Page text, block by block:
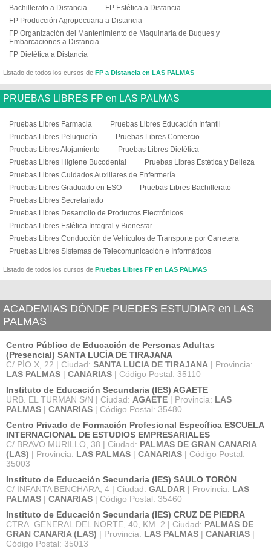
Bachillerato a Distancia
FP Estética a Distancia
FP Producción Agropecuaria a Distancia
FP Organización del Mantenimiento de Maquinaria de Buques y
Embarcaciones a Distancia
FP Dietética a Distancia
Listado de todos los cursos de FP a Distancia en LAS PALMAS
PRUEBAS LIBRES FP en LAS PALMAS
Pruebas Libres Farmacia
Pruebas Libres Educación Infantil
Pruebas Libres Peluquería
Pruebas Libres Comercio
Pruebas Libres Alojamiento
Pruebas Libres Dietética
Pruebas Libres Higiene Bucodental
Pruebas Libres Estética y Belleza
Pruebas Libres Cuidados Auxiliares de Enfermería
Pruebas Libres Graduado en ESO
Pruebas Libres Bachillerato
Pruebas Libres Secretariado
Pruebas Libres Desarrollo de Productos Electrónicos
Pruebas Libres Estética Integral y Bienestar
Pruebas Libres Conducción de Vehículos de Transporte por Carretera
Pruebas Libres Sistemas de Telecomunicación e Informáticos
Listado de todos los cursos de Pruebas Libres FP en LAS PALMAS
ACADEMIAS DÓNDE PUEDES ESTUDIAR en LAS
PALMAS
Centro Público de Educación de Personas Adultas
(Presencial) SANTA LUCÍA DE TIRAJANA
C/ PÍO X, 22 | Ciudad: SANTA LUCIA DE TIRAJANA | Provincia:
LAS PALMAS | CANARIAS | Código Postal: 35110
Instituto de Educación Secundaria (IES) AGAETE
URB. EL TURMAN S/N | Ciudad: AGAETE | Provincia: LAS
PALMAS | CANARIAS | Código Postal: 35480
Centro Privado de Formación Profesional Específica ESCUELA
INTERNACIONAL DE ESTUDIOS EMPRESARIALES
C/ BRAVO MURILLO, 38 | Ciudad: PALMAS DE GRAN CANARIA
(LAS) | Provincia: LAS PALMAS | CANARIAS | Código Postal:
35003
Instituto de Educación Secundaria (IES) SAULO TORÓN
C/ INFANTA BENCHARA, 4 | Ciudad: GALDAR | Provincia: LAS
PALMAS | CANARIAS | Código Postal: 35460
Instituto de Educación Secundaria (IES) CRUZ DE PIEDRA
CTRA. GENERAL DEL NORTE, 40, KM. 2 | Ciudad: PALMAS DE
GRAN CANARIA (LAS) | Provincia: LAS PALMAS | CANARIAS |
Código Postal: 35013